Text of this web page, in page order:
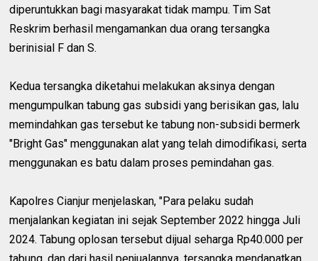
diperuntukkan bagi masyarakat tidak mampu. Tim Sat
Reskrim berhasil mengamankan dua orang tersangka
berinisial F dan S.
Kedua tersangka diketahui melakukan aksinya dengan
mengumpulkan tabung gas subsidi yang berisikan gas, lalu
memindahkan gas tersebut ke tabung non-subsidi bermerk
"Bright Gas" menggunakan alat yang telah dimodifikasi, serta
menggunakan es batu dalam proses pemindahan gas.
Kapolres Cianjur menjelaskan, "Para pelaku sudah
menjalankan kegiatan ini sejak September 2022 hingga Juli
2024. Tabung oplosan tersebut dijual seharga Rp40.000 per